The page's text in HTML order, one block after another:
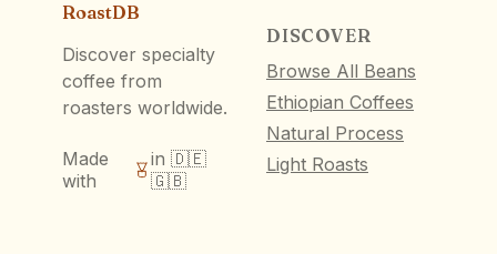
RoastDB
Discover specialty
coffee from
roasters worldwide.
Made
with
in 🇩🇪
🇬🇧
DISCOVER
Browse All Beans
Ethiopian Coffees
Natural Process
Light Roasts